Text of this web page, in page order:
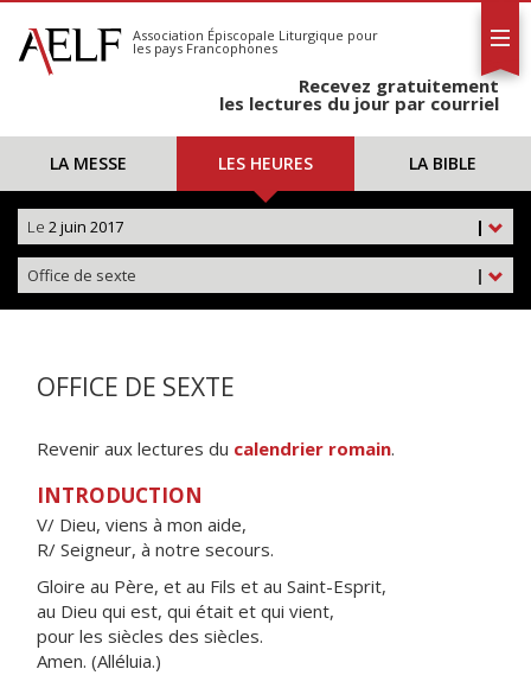
S'abonner
Calendrier
Association Épiscopale Liturgique pour
les pays Francophones
Recevez gratuitement
les lectures du jour par courriel
LA MESSE LES HEURES LA BIBLE
|
Le 2 juin 2017
|
Office de sexte
OFFICE DE SEXTE
Revenir aux lectures du calendrier romain.
INTRODUCTION
V/ Dieu, viens à mon aide,
R/ Seigneur, à notre secours.
Gloire au Père, et au Fils et au Saint-Esprit,
au Dieu qui est, qui était et qui vient,
pour les siècles des siècles.
Amen. (Alléluia.)